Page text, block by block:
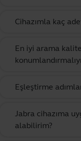
Cihazımla kaç
En iyi arama
Eşleştirme
Jabra cihazıma
alabilirim?